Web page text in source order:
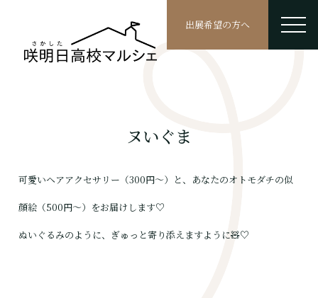
出展希望の方へ
ヌいぐま
可愛いヘアアクセサリー（300円〜）と、あなたのオトモダチの似
顔絵（500円〜）をお届けします♡
ぬいぐるみのように、ぎゅっと寄り添えますように🧸♡